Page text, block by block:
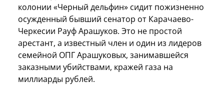
колонии «Черный дельфин» сидит пожизненно
осужденный бывший сенатор от Карачаево-
Черкесии Рауф Арашуков. Это не простой
арестант, а известный член и один из лидеров
семейной ОПГ Арашуковых, занимавшейся
заказными убийствами, кражей газа на
миллиарды рублей.